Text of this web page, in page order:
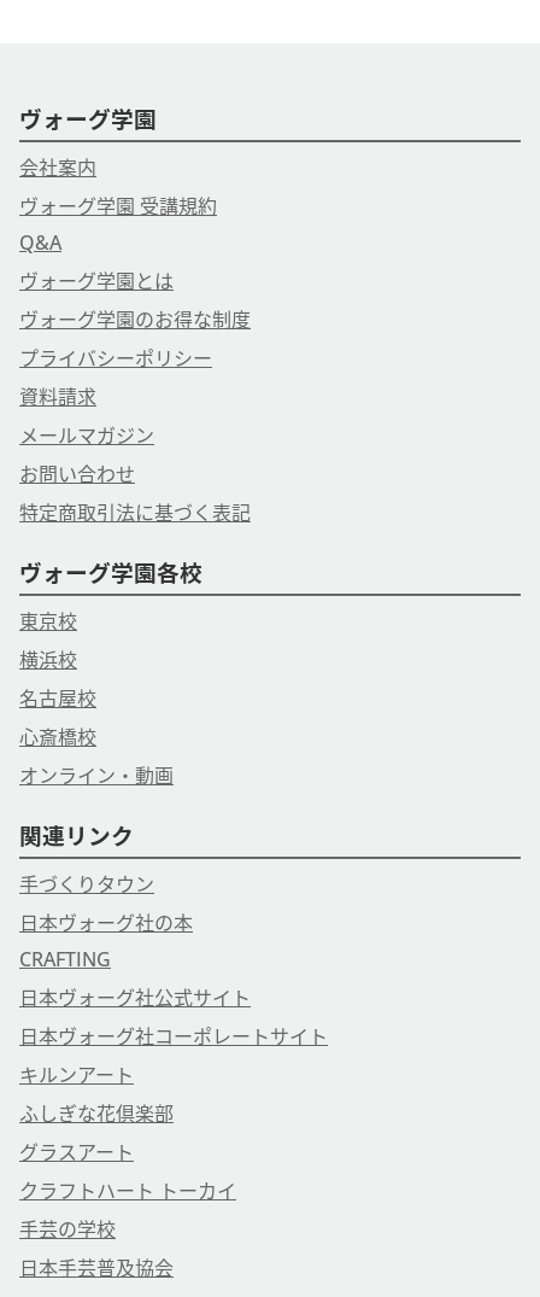
ヴォーグ学園
会社案内
ヴォーグ学園 受講規約
Q&A
ヴォーグ学園とは
ヴォーグ学園のお得な制度
プライバシーポリシー
資料請求
メールマガジン
お問い合わせ
特定商取引法に基づく表記
ヴォーグ学園各校
東京校
横浜校
名古屋校
心斎橋校
オンライン・動画
関連リンク
手づくりタウン
日本ヴォーグ社の本
CRAFTING
日本ヴォーグ社公式サイト
日本ヴォーグ社コーポレートサイト
キルンアート
ふしぎな花倶楽部
グラスアート
クラフトハート トーカイ
手芸の学校
日本手芸普及協会